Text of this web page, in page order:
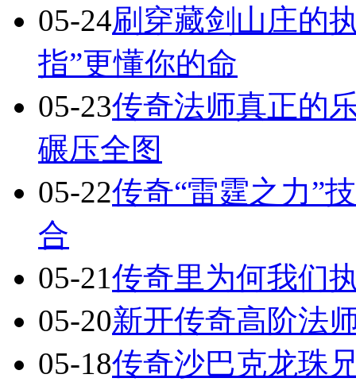
05-24刷穿藏剑山庄的
指”更懂你的命
05-23传奇法师真正的
碾压全图
05-22传奇“雷霆之力”
合
05-21传奇里为何我们
05-20新开传奇高阶法
05-18传奇沙巴克龙珠